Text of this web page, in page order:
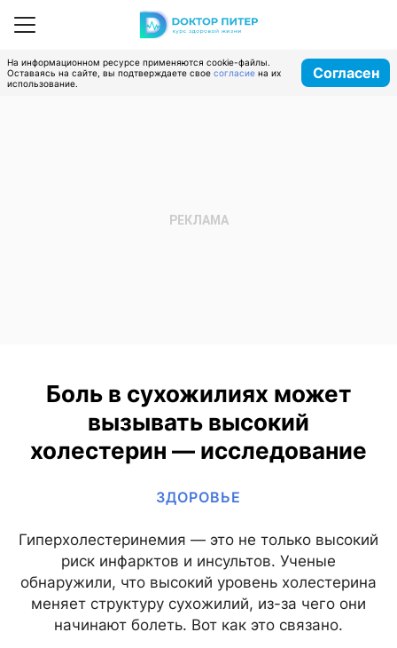
На информационном ресурсе применяются cookie-файлы.
Оставаясь на сайте, вы подтверждаете свое согласие на их
использование.
Согласен
Боль в сухожилиях может
вызывать высокий
холестерин — исследование
ЗДОРОВЬЕ
Гиперхолестеринемия — это не только высокий
риск инфарктов и инсультов. Ученые
обнаружили, что высокий уровень холестерина
меняет структуру сухожилий, из-за чего они
начинают болеть. Вот как это связано.